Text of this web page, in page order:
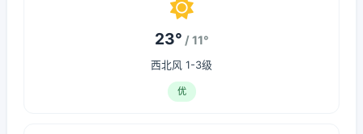
23° / 11°
西北风 1-3级
优